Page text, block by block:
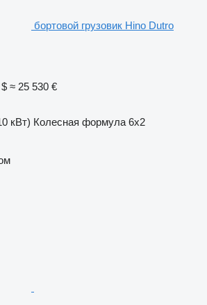
бортовой грузовик Hino Dutro
≈ 25 530 €
кВт) Колесная формула 6x2